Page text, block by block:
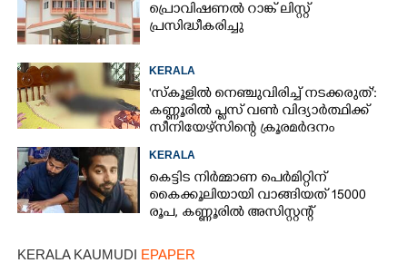
പ്രൊവിഷണൽ റാങ്ക് ലിസ്റ്റ്
പ്രസിദ്ധീകരിച്ചു
KERALA
'സ്കൂളിൽ നെഞ്ചുവിരിച്ച് നടക്കരുത്':
കണ്ണൂരിൽ പ്ലസ് വൺ വിദ്യാർത്ഥിക്ക്
സീനിയേഴ്സിന്റെ ക്രൂരമർദനം
KERALA
കെട്ടിട നിർമ്മാണ പെർമിറ്റിന്
കൈക്കൂലിയായി വാങ്ങിയത് 15000
രൂപ,​ കണ്ണൂരിൽ അസിസ്റ്റന്റ്
KERALA KAUMUDI EPAPER